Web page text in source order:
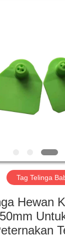
Tag Telinga
Hewan